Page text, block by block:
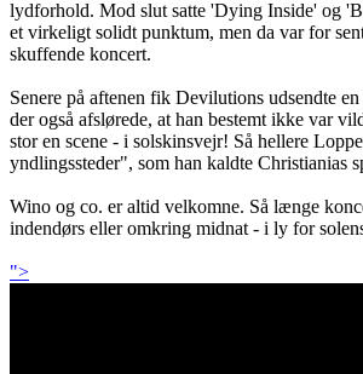
lydforhold. Mod slut satte 'Dying Inside' og
et virkeligt solidt punktum, men da var for
skuffende koncert.
Senere på aftenen fik Devilutions udsendte
der også afslørede, at han bestemt ikke var
stor en scene - i solskinsvejr! Så hellere
yndlingssteder", som han kaldte Christianias
Wino og co. er altid velkomne. Så længe
indendørs eller omkring midnat - i ly for
">